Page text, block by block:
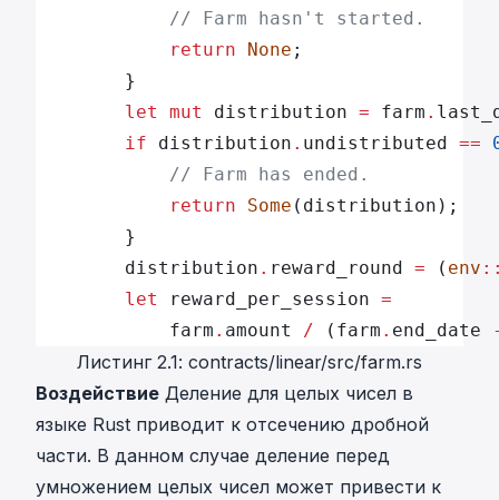
            // Farm hasn't started.
            return
None ;
        }
        let
mut distribution = farm .
        if
distribution . undistributed ==
            // Farm has ended.
            return
Some (distribution);
        }
        distribution
. reward_round = ( env
        let
reward_per_session =
            farm
. amount / (farm . end_date
Листинг 2.1: contracts/linear/src/farm.rs
Воздействие Деление для целых чисел в
языке Rust приводит к отсечению дробной
части. В данном случае деление перед
умножением целых чисел может привести к